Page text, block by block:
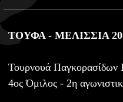
ΤΟΥΦΑ - ΜΕΛΙΣΣΙΑ 20-
Τουρνουά
4ος Όμιλος - 2η